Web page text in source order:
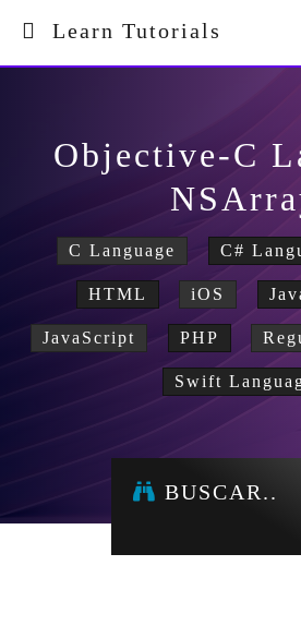
Learn Tutorials
Objective-C
C Language C#
HTML iOS
JavaScript PHP
Swift
BUSCAR..